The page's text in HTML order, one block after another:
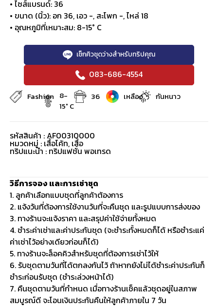
• ไซส์แบรนด์: 36
• ขนาด (นิ้ว): อก 36, เอว -, สะโพก -, ไหล่ 18
• อุณหภูมิที่เหมาะสม: 8-15° C
เช็กคิวชุดว่างสำหรับทริปคุณ
083-686-4554
Fashion 8-
15° C
36 เหลือง กันหนาว
รหัสสินค้า : AF00310000
หมวดหมู่ : เสื้อโค้ท, เสื้อ
ทริปแนะนำ : ทริปแฟชั่น พอเทรด
วิธีการจอง และการเช่าชุด
1. ลูกค้าเลือกแบบชุดที่ลูกค้าต้องการ
2. แจ้งวันที่ต้องการใช้งานวันที่จะคืนชุด และรูปแบบการส่งของ
3. ทางร้านจะแจ้งราคา และสรุปค่าใช้จ่ายทั้งหมด
4. ชำระค่าเช่าและค่าประกันชุด (จะชำระทั้งหมดก็ได้ หรือชำระแค่
ค่าเช่าไว้อย่างเดียวก่อนก็ได้)
5. ทางร้านจะล็อคคิวสำหรับชุดที่ต้องการเช่าไว้ให้
6. รับชุดตามวันที่ได้ตกลงกันไว้ ถ้าหากยังไม่ได้ชำระค่าประกันก็
ชำระก่อนรับชุด (ชำระล่วงหน้าได้)
7. คืนชุดตามวันที่กำหนด เมื่อทางร้านเช็คแล้วชุดอยู่ในสภาพ
สมบูรณ์ดี จะโอนเงินประกันคืนให้ลูกค้าภายใน 7 วัน